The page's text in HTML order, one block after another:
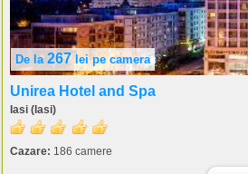
De la 267 leipe camera
Unirea Hotel and Spa
Iasi (Iasi)
Cazare: 186 camere